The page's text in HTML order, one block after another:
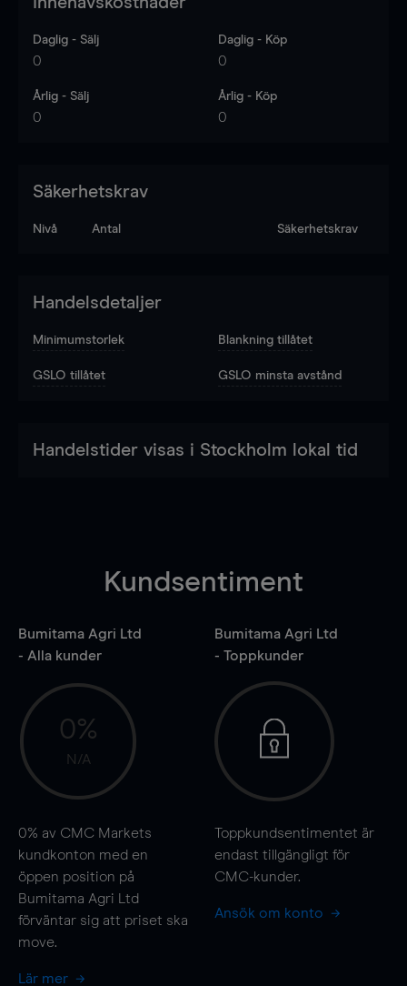
Daglig - Sälj
0
Daglig - Köp
0
Årlig - Sälj
0
Årlig - Köp
0
Säkerhetskrav
Nivå Antal Säkerhetskrav
Handelsdetaljer
Minimumstorlek Blankning tillåtet
GSLO tillåtet GSLO minsta avstånd
Handelstider visas i Stockholm lokal tid
Kundsentiment
Bumitama Agri Ltd
- Alla kunder
0%
N/A
0% av CMC Markets
kundkonton med en
öppen position på
Bumitama Agri Ltd
förväntar sig att priset ska
move.
Lär mer
Bumitama Agri Ltd
- Toppkunder
Toppkundsentimentet är
endast tillgängligt för
CMC-kunder.
Ansök om konto